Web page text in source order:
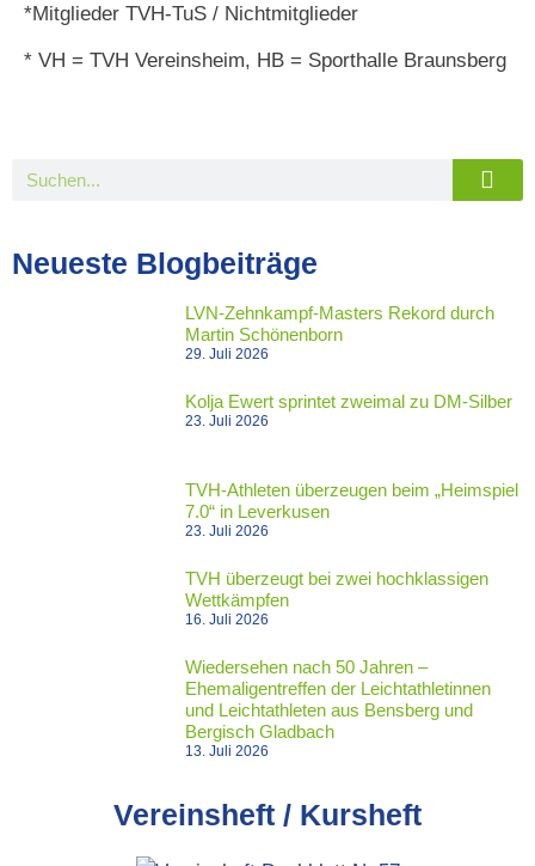
*Mitglieder TVH-TuS / Nichtmitglieder
* VH = TVH Vereinsheim, HB = Sporthalle Braunsberg
Neueste Blogbeiträge
LVN-Zehnkampf-Masters Rekord durch
Martin Schönenborn
29. Juli 2026
Kolja Ewert sprintet zweimal zu DM-Silber
23. Juli 2026
TVH-Athleten überzeugen beim „Heimspiel
7.0“ in Leverkusen
23. Juli 2026
TVH überzeugt bei zwei hochklassigen
Wettkämpfen
16. Juli 2026
Wiedersehen nach 50 Jahren –
Ehemaligentreffen der Leichtathletinnen
und Leichtathleten aus Bensberg und
Bergisch Gladbach
13. Juli 2026
Vereinsheft / Kursheft